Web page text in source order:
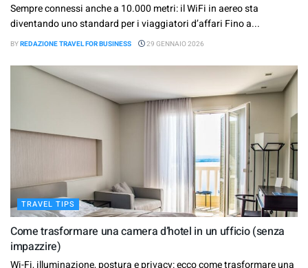
Sempre connessi anche a 10.000 metri: il WiFi in aereo sta
diventando uno standard per i viaggiatori d’affari Fino a...
BYREDAZIONE TRAVEL FOR BUSINESS 29 GENNAIO 2026
TRAVEL TIPS
Come trasformare una camera d’hotel in un ufficio (senza
impazzire)
Wi-Fi, illuminazione, postura e privacy: ecco come trasformare una